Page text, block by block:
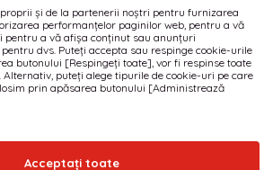
informativ și fii primul care
noutăți și cele mai atractive promoții!
MĂ ABONEZ
cu
· Realizat de
și de la partenerii noștri pentru furnizarea
performanțelor paginilor web, pentru a vă
pentru a vă afișa conținut sau anunțuri
dvs. Puteți accepta sau respinge cookie-urile
butonului [Respingeți toate], vor fi respinse toate
Alternativ, puteți alege tipurile de cookie-uri pe care
prin apăsarea butonului [Administrează
Acceptați toate